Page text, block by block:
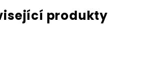
produkty